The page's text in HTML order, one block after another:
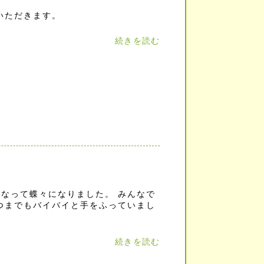
だきます。
続きを読む
って蝶々になりました。 みんなで
でもバイバイと手をふっていまし
続きを読む